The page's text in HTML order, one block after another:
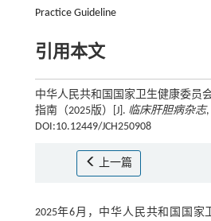
Practice Guideline
引用本文
中华人民共和国国家卫生健康委员
指南（2025版）[J]. 临床肝胆病杂志,
DOI:10.12449/JCH250908
上一篇
2025年6月，中华人民共和国国家